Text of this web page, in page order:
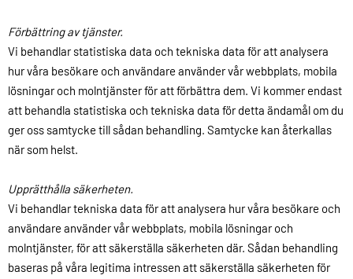
Förbättring av tjänster.
Vi behandlar statistiska data och tekniska data för att analysera
hur våra besökare och användare använder vår webbplats, mobila
lösningar och molntjänster för att förbättra dem. Vi kommer endast
att behandla statistiska och tekniska data för detta ändamål om du
ger oss samtycke till sådan behandling. Samtycke kan återkallas
när som helst.
Upprätthålla säkerheten.
Vi behandlar tekniska data för att analysera hur våra besökare och
användare använder vår webbplats, mobila lösningar och
molntjänster, för att säkerställa säkerheten där. Sådan behandling
baseras på våra legitima intressen att säkerställa säkerheten för